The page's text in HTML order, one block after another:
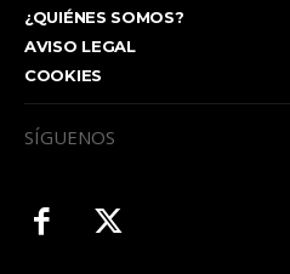
¿QUIÉNES SOMOS?
AVISO LEGAL
COOKIES
SÍGUENOS